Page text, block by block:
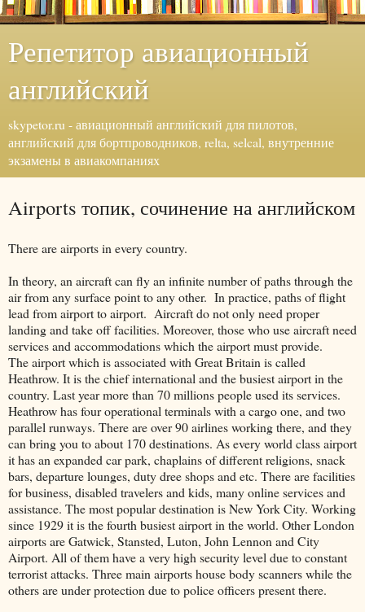
Репетитор авиационный
английский
skypetor.ru - авиационный английский для пилотов,
английский для бортпроводников, relta, selcal, внутренние
экзамены в авиакомпаниях
Airports топик, сочинение на английском
There are airports in every country.
In theory, an aircraft can fly an infinite number of paths through the
air from any surface point to any other. In practice, paths of flight
lead from airport to airport. Aircraft do not only need proper
landing and take off facilities. Moreover, those who use aircraft need
services and accommodations which the airport must provide.
The airport which is associated with Great Britain is called
Heathrow. It is the chief international and the busiest airport in the
country. Last year more than 70 millions people used its services.
Heathrow has four operational terminals with a cargo one, and two
parallel runways. There are over 90 airlines working there, and they
can bring you to about 170 destinations. As every world class airport
it has an expanded car park, chaplains of different religions, snack
bars, departure lounges, duty dree shops and etc. There are facilities
for business, disabled travelers and kids, many online services and
assistance. The most popular destination is New York City. Working
since 1929 it is the fourth busiest airport in the world. Other London
airports are Gatwick, Stansted, Luton, John Lennon and City
Airport. All of them have a very high security level due to constant
terrorist attacks. Three main airports house body scanners while the
others are under protection due to police officers present there.